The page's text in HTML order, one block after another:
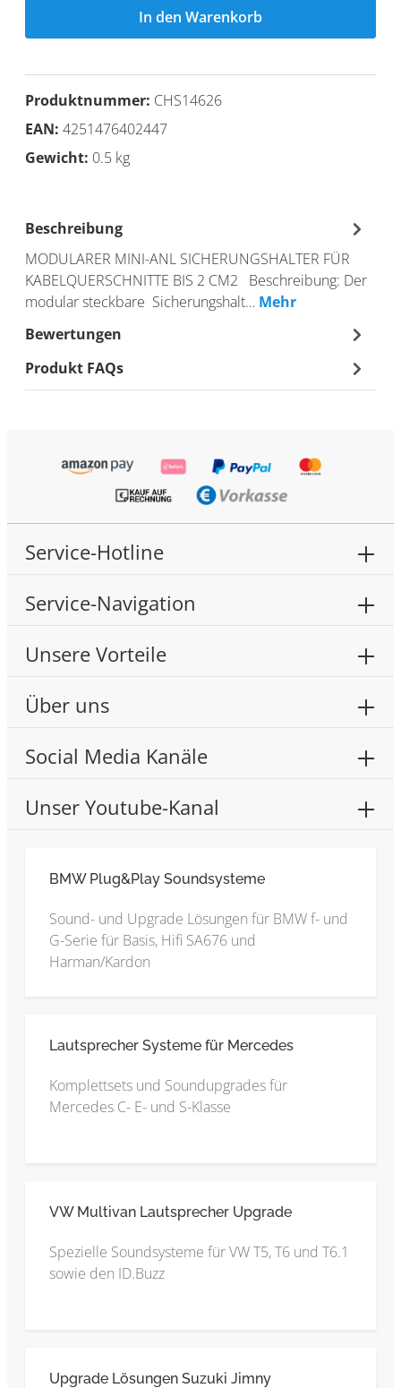
In den Warenkorb
Produktnummer: CHS14626
EAN: 4251476402447
Gewicht: 0.5 kg
Beschreibung
MODULARER MINI-ANL SICHERUNGSHALTER FÜR
KABELQUERSCHNITTE BIS 2 CM2 Beschreibung: Der
modular steckbare Sicherungshalt… Mehr
Bewertungen
Produkt FAQs
Service-Hotline
Service-Navigation
Unsere Vorteile
Über uns
Social Media Kanäle
Unser Youtube-Kanal
BMW Plug&Play Soundsysteme
Sound- und Upgrade Lösungen für BMW f- und
G-Serie für Basis, Hifi SA676 und
Harman/Kardon
Lautsprecher Systeme für Mercedes
Komplettsets und Soundupgrades für
Mercedes C- E- und S-Klasse
VW Multivan Lautsprecher Upgrade
Spezielle Soundsysteme für VW T5, T6 und T6.1
sowie den ID.Buzz
Upgrade Lösungen Suzuki Jimny